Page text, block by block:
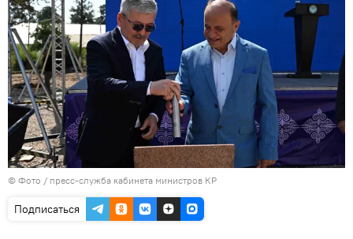
© Фото / пресс-служба кабинета министров КР
Подписаться